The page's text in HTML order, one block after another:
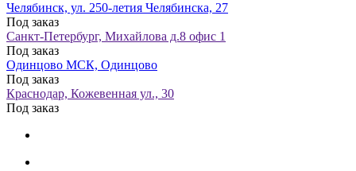
Челябинск, ул. 250-летия Челябинска, 27
Под заказ
Санкт-Петербург, Михайлова д.8 офис 1
Под заказ
Одинцово МСК, Одинцово
Под заказ
Краснодар, Кожевенная ул., 30
Под заказ